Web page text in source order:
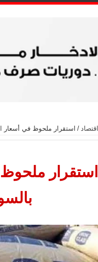
اقتصاد / استقرار ملحوظ في أسعار
استقرار